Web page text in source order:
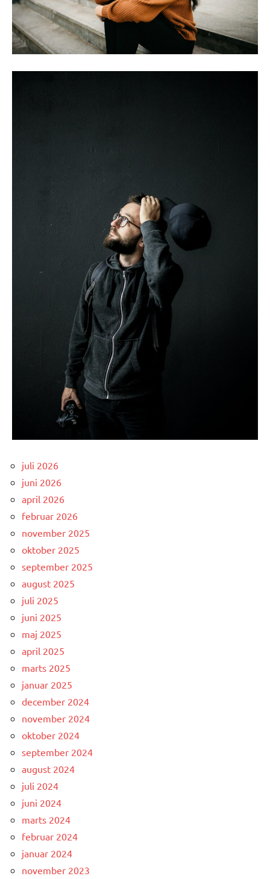
juli 2026
juni 2026
april 2026
februar 2026
november 2025
oktober 2025
september 2025
august 2025
juli 2025
juni 2025
maj 2025
april 2025
marts 2025
januar 2025
december 2024
november 2024
oktober 2024
september 2024
august 2024
juli 2024
juni 2024
marts 2024
februar 2024
januar 2024
november 2023